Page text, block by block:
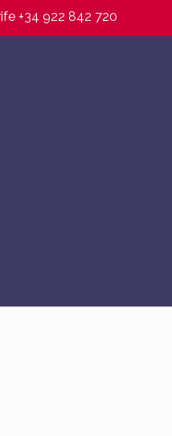
+34 922 842 720